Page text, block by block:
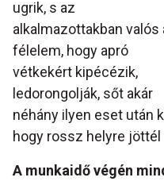
ugrik, s az
alkalmazottakban valós
félelem, hogy apró
vétkekért kipécézik,
ledorongolják, sőt akár
néhány ilyen eset után
hogy rossz helyre jöttél
A munkaidő végén